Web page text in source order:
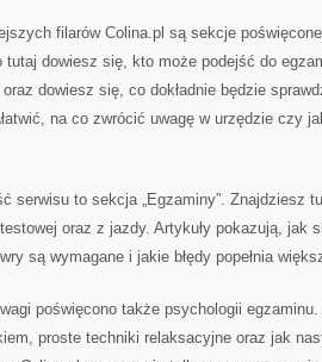
filarów Colina.pl są sekcje
tutaj dowiesz się, kto może podejść do
dowiesz się, co dokładnie będzie
na co zwrócić uwagę w urzędzie czy
serwisu to sekcja „Egzaminy”. Znajdziesz
oraz z jazdy. Artykuły pokazują, jak
są wymagane i jakie błędy popełnia
poświęcono także psychologii
proste techniki relaksacyjne oraz jak